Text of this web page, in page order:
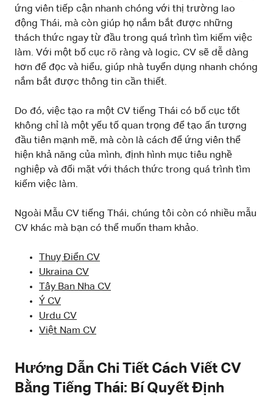
ứng viên tiếp cận nhanh chóng với thị trường lao
động Thái, mà còn giúp họ nắm bắt được những
thách thức ngay từ đầu trong quá trình tìm kiếm việc
làm. Với một bố cục rõ ràng và logic, CV sẽ dễ dàng
hơn để đọc và hiểu, giúp nhà tuyển dụng nhanh chóng
nắm bắt được thông tin cần thiết.
Do đó, việc tạo ra một CV tiếng Thái có bố cục tốt
không chỉ là một yếu tố quan trọng để tạo ấn tượng
đầu tiên mạnh mẽ, mà còn là cách để ứng viên thể
hiện khả năng của mình, định hình mục tiêu nghề
nghiệp và đối mặt với thách thức trong quá trình tìm
kiếm việc làm.
Ngoài Mẫu CV tiếng Thái, chúng tôi còn có nhiều mẫu
CV khác mà bạn có thể muốn tham khảo.
Thuỵ Điển CV
Ukraina CV
Tây Ban Nha CV
Ý CV
Urdu CV
Việt Nam CV
Hướng Dẫn Chi Tiết Cách Viết CV
Bằng Tiếng Thái: Bí Quyết Định